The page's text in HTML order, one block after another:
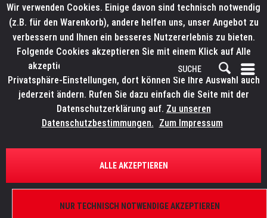
FILTERN
ELATION KL Panel bei Lautwerfer und TLT
Von: Bianca Wilmsmann 04.10.20 16:30 0 Kommentare
Wir verwenden Cookies. Einige davon sind technisch notwendig
(z.B. für den Warenkorb), andere helfen uns, unser Angebot zu
verbessern und Ihnen ein besseres Nutzererlebnis zu bieten.
Folgende Cookies akzeptieren Sie mit einem Klick auf Alle
akzeptieren. Weitere Informationen finden Sie in den
Privatsphäre-Einstellungen, dort können Sie Ihre Auswahl auch
jederzeit ändern. Rufen Sie dazu einfach die Seite mit der
Datenschutzerklärung auf. Zu unseren
Datenschutzbestimmungen. Zum Impressum
NUR TECHNISCH NOTWENDIGE AKZEPTIEREN
ALLE AKZEPTIEREN